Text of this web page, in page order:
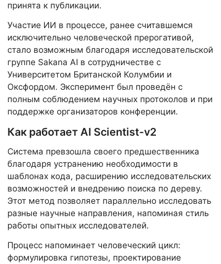
принята к публикации.
Участие ИИ в процессе, ранее считавшемся
исключительно человеческой прерогативой,
стало возможным благодаря исследовательской
группе Sakana AI в сотрудничестве с
Университетом Британской Колумбии и
Оксфордом. Эксперимент был проведён с
полным соблюдением научных протоколов и при
поддержке организаторов конференции.
Как работает AI Scientist-v2
Система превзошла своего предшественника
благодаря устранению необходимости в
шаблонах кода, расширению исследовательских
возможностей и внедрению поиска по дереву.
Этот метод позволяет параллельно исследовать
разные научные направления, напоминая стиль
работы опытных исследователей.
Процесс напоминает человеческий цикл:
формулировка гипотезы, проектирование